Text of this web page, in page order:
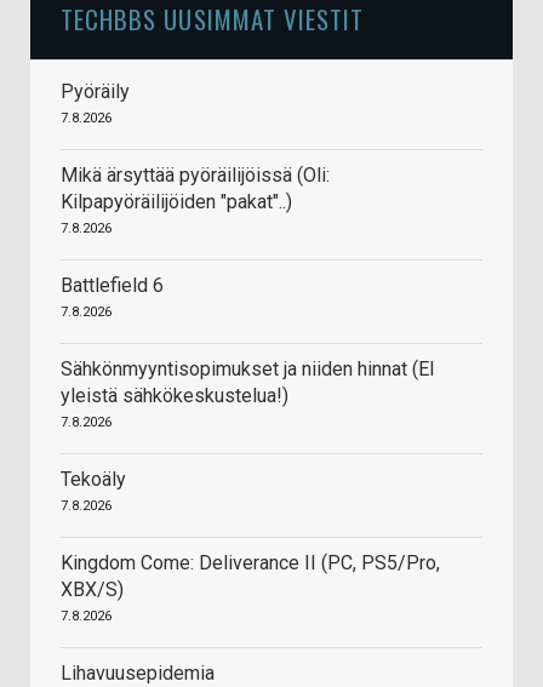
TECHBBS UUSIMMAT VIESTIT
Pyöräily
7.8.2026
Mikä ärsyttää pyöräilijöissä (Oli:
Kilpapyöräilijöiden "pakat"..)
7.8.2026
Battlefield 6
7.8.2026
Sähkönmyyntisopimukset ja niiden hinnat (EI
yleistä sähkökeskustelua!)
7.8.2026
Tekoäly
7.8.2026
Kingdom Come: Deliverance II (PC, PS5/Pro,
XBX/S)
7.8.2026
Lihavuusepidemia